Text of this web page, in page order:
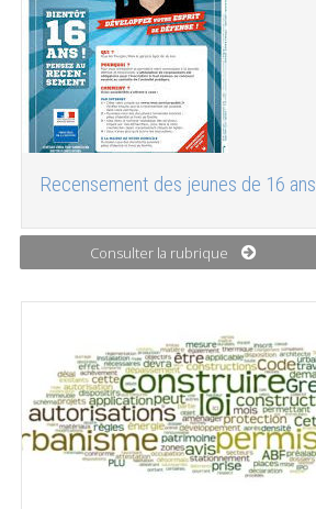
Recensement des jeunes de 16 ans
Consulter la rubrique